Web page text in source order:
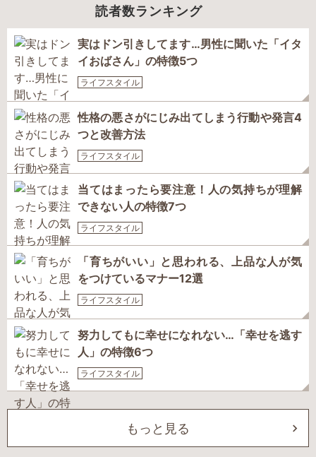
読者数ランキング
実はドン引きしてます…男性に聞いた「イタ
イおばさん」の特徴5つ
ライフスタイル
性格の悪さがにじみ出てしまう行動や発言4
つと改善方法
ライフスタイル
当てはまったら要注意！人の気持ちが理解
できない人の特徴7つ
ライフスタイル
「育ちがいい」と思われる、上品な人が気
をつけているマナー12選
ライフスタイル
努力してもに幸せになれない…「幸せを逃す
人」の特徴6つ
ライフスタイル
もっと見る